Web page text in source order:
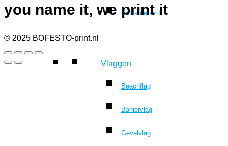
Reclamebord
Vlaggen
Beachflag
Baniervlag
Gevelvlag
you name it, we print it
© 2025 BOFESTO-print.nl